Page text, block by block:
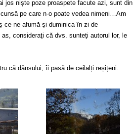
jos nişte poze proaspete facute azi, sunt din
pe care n-o poate vedea nimeni…Am
ce ne afumă şi duminica în zi de
consideraţi că dvs. sunteţi autorul lor, le
că dânsului, îi pasă de ceilalți reșițeni.